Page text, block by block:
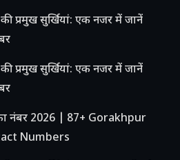
प्रमुख सुर्खियां: एक नजर में जानें
प्रमुख सुर्खियां: एक नजर में जानें
नंबर 2026 | 87+ Gorakhpur
Numbers